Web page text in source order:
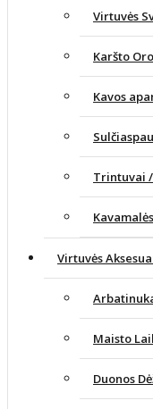
Virtuvės
Karšto
Kavos
Trintuvai
Kavamalės
Virtuvės
Maisto
Duonos